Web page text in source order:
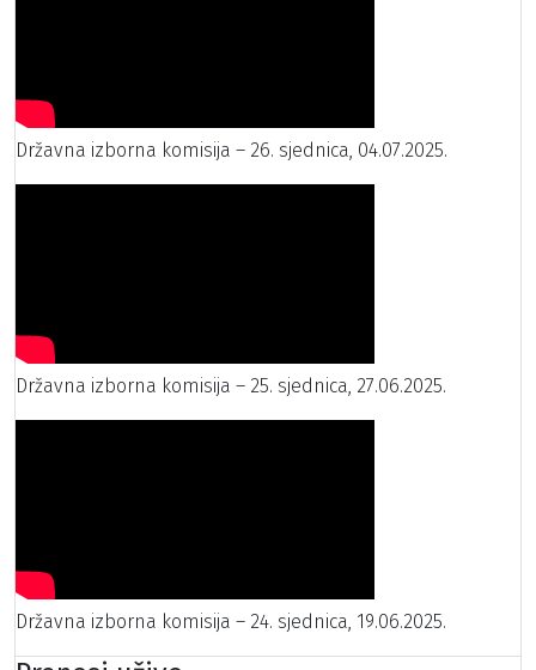
Državna izborna komisija – 26. sjednica, 04.07.2025.
Državna izborna komisija – 25. sjednica, 27.06.2025.
Državna izborna komisija – 24. sjednica, 19.06.2025.